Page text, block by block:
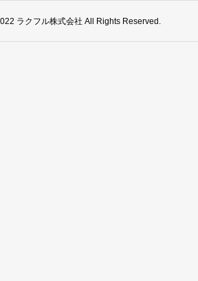
ラクフル株式会社 All Rights Reserved.